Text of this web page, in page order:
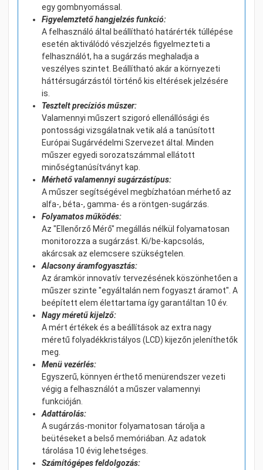
egy gombnyomással.
Figyelemztető hangjelzés funkció:
A felhasználó által beállítható határérték túllépése
esetén aktiválódó vészjelzés figyelmezteti a
felhasználót, ha a sugárzás meghaladja a
veszélyes szintet. Beállítható akár a környezeti
háttérsugárzástól történő kis eltérések jelzésére
is.
Tesztelt precíziós műszer:
Valamennyi műszert szigoró ellenállósági és
pontossági vizsgálatnak vetik alá a tanúsított
Európai Sugárvédelmi Szervezet által. Minden
műszer egyedi sorozatszámmal ellátott
minőségtanúsítványt kap.
Mérhető valamennyi sugárzástípus:
A műszer segítségével megbízhatóan mérhető az
alfa-, béta-, gamma- és a röntgen-sugárzás.
Folyamatos működés:
Az "Ellenőrző Mérő" megállás nélkül folyamatosan
monitorozza a sugárzást. Ki/be-kapcsolás,
akárcsak az elemcsere szükségtelen.
Alacsony áramfogyasztás:
Az áramkör innovatív tervezésének köszönhetően a
műszer szinte "egyáltalán nem fogyaszt áramot". A
beépített elem élettartama így garantáltan 10 év.
Nagy méretű kijelző:
A mért értékek és a beállítások az extra nagy
méretű folyadékkristályos (LCD) kijezőn jeleníthetők
meg.
Menü vezérlés:
Egyszerű, könnyen érthető menürendszer vezeti
végig a felhasználót a műszer valamennyi
funkcióján.
Adattárolás:
A sugárzás-monitor folyamatosan tárolja a
beütéseket a belső memóriában. Az adatok
tárolása 10 évig lehetséges.
Számítógépes feldolgozás: